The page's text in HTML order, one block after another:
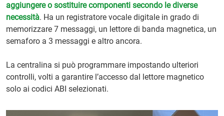
aggiungere o sostituire componenti secondo le diverse
necessità. Ha un registratore vocale digitale in grado di
memorizzare 7 messaggi, un lettore di banda magnetica, un
semaforo a 3 messaggi e altro ancora.
La centralina si può programmare impostando ulteriori
controlli, volti a garantire l’accesso dal lettore magnetico
solo ai codici ABI selezionati.